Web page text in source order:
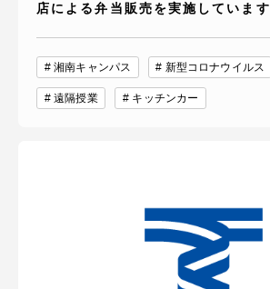
店による弁当販売を実施しています
湘南キャンパス 新型コロナウイルス
遠隔授業 キッチンカー